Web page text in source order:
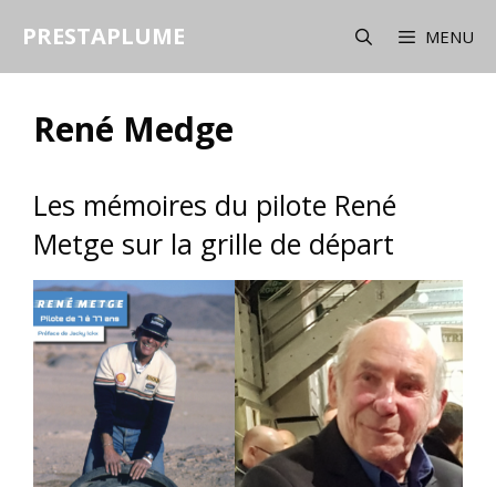
PRESTAPLUME MENU
René Medge
Les mémoires du pilote René
Metge sur la grille de départ